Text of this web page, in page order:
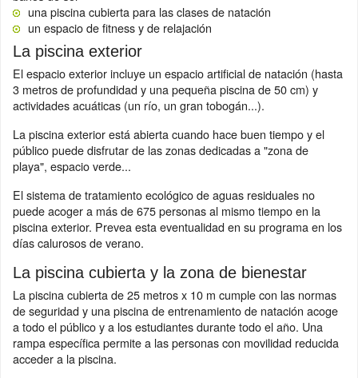
una piscina cubierta para las clases de natación
un espacio de fitness y de relajación
La piscina exterior
El espacio exterior incluye un espacio artificial de natación (hasta
3 metros de profundidad y una pequeña piscina de 50 cm) y
actividades acuáticas (un río, un gran tobogán...).
La piscina exterior está abierta cuando hace buen tiempo y el
público puede disfrutar de las zonas dedicadas a "zona de
playa", espacio verde...
El sistema de tratamiento ecológico de aguas residuales no
puede acoger a más de 675 personas al mismo tiempo en la
piscina exterior. Prevea esta eventualidad en su programa en los
días calurosos de verano.
La piscina cubierta y la zona de bienestar
La piscina cubierta de 25 metros x 10 m cumple con las normas
de seguridad y una piscina de entrenamiento de natación acoge
a todo el público y a los estudiantes durante todo el año. Una
rampa específica permite a las personas con movilidad reducida
acceder a la piscina.